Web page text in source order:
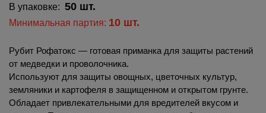
В упаковке: 50 шт.
Минимальная партия: 10 шт.
Рубит Рофатокс — готовая приманка для защиты растений
от медведки и проволочника.
Используют для защиты овощных, цветочных культур,
земляники и картофеля в защищенном и открытом грунте.
Обладает привлекательными для вредителей вкусом и